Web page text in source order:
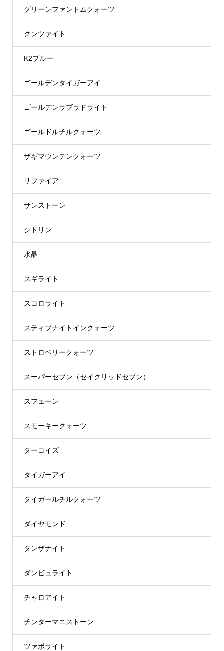
グリーンファントムクォーツ
クンツァイト
K2ブルー
ゴールデンタイガーアイ
ゴールデンラブラドライト
ゴールドルチルクォーツ
ザギマウンテンクォーツ
サファイア
サンストーン
シトリン
水晶
スギライト
スコロライト
スティブナイトインクォーツ
ストロベリークォーツ
スーパーセブン（セイクリッドセブン）
スフェーン
スモーキークォーツ
ターコイズ
タイガーアイ
タイガールチルクォーツ
ダイヤモンド
タンザナイト
ダンビュライト
チャロアイト
チンターマニストーン
ツァボライト